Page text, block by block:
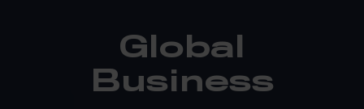
Global
Business